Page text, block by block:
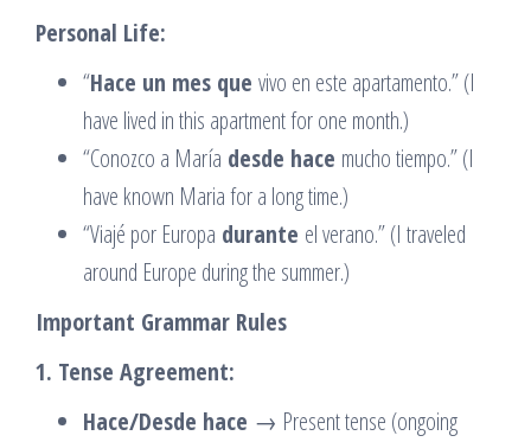
Personal Life:
“Hace un mes que vivo en este apartamento.” (I
have lived in this apartment for one month.)
“Conozco a María desde hace mucho tiempo.” (I
have known Maria for a long time.)
“Viajé por Europa durante el verano.” (I traveled
around Europe during the summer.)
Important Grammar Rules
1. Tense Agreement:
Hace/Desde hace → Present tense (ongoing